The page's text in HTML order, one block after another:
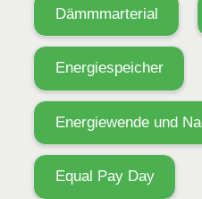
Dämmmarterial
Energiespeicher
Energiewende und
Equal Pay Day